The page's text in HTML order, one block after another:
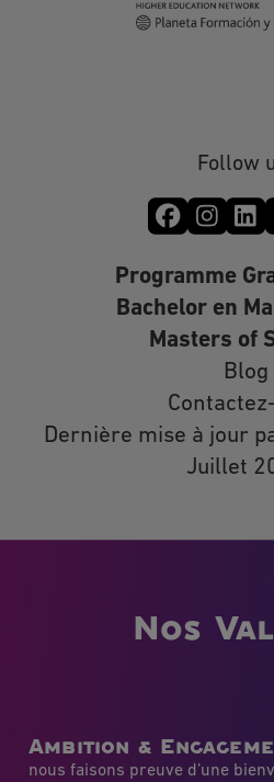
Follow
Programme
Bachelor en
Masters of
Blog
Dernière mise à jour
Juillet
Nos
Ambition &
nous faisons preuve d’une